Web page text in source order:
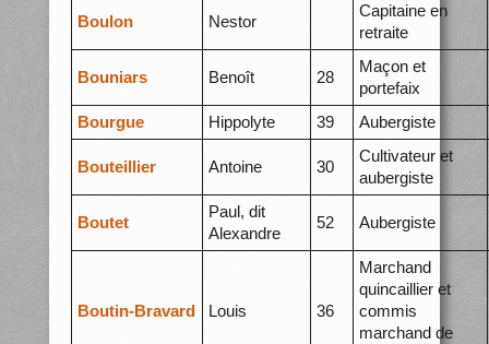
Boulon Nestor
Capitaine en
retraite
Bouniars Benoît 28
Maçon et
portefaix
Bourgue
Hippolyte 39 Aubergiste
Bouteillier Antoine 30
Cultivateur et
aubergiste
Boutet
Paul, dit
Alexandre
52 Aubergiste
Boutin-Bravard Louis 36
Marchand
quincaillier et
commis
marchand de